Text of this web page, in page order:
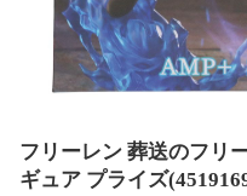
フリーレン 葬送のフリ
ギュア プライズ